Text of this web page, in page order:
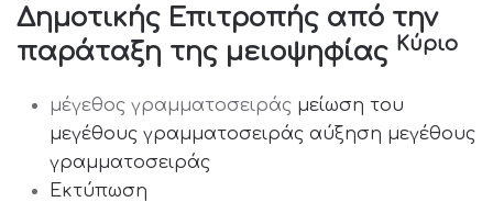
Δημοτικής Επιτροπής από την
παράταξη της μειοψηφίας Κύριο
μέγεθος γραμματοσειράς μείωση του
μεγέθους γραμματοσειράς αύξηση μεγέθους
γραμματοσειράς
Εκτύπωση